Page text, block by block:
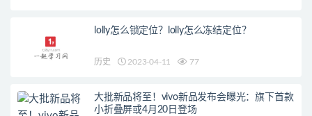
lolly怎么锁定位？lolly怎么冻结定位？
历史 2023-04-11 77
大批新品将至！vivo新品发布会曝光：旗下首款
小折叠屏或4月20日登场